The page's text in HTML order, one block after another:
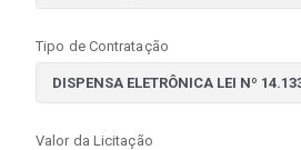
Tipo de Contratação
Valor da Licitação